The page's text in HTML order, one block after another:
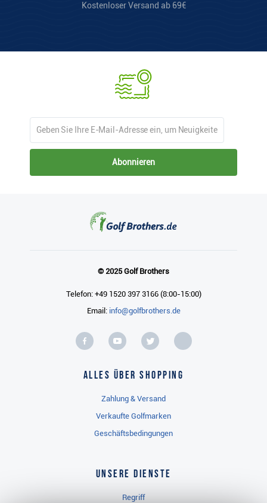
Kostenloser Versand ab 69€
Abonnieren
© 2025 Golf Brothers
Telefon: +49 1520 397 3166 (8:00-15:00)
Email: info@golfbrothers.de
Alles über Shopping
Zahlung & Versand
Verkaufte Golfmarken
Geschäftsbedingungen
Unsere Dienste
Regriff